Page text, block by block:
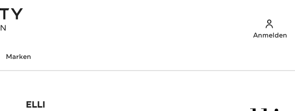
Anmelden
Marken
ELLI